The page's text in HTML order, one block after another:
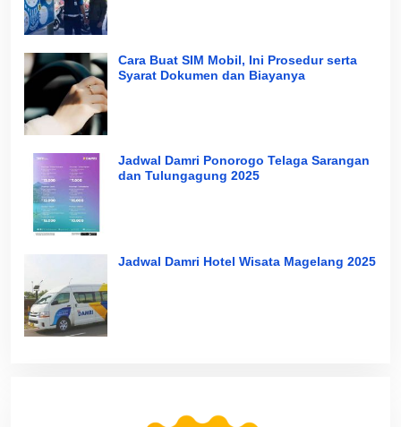
Cara Buat SIM Mobil, Ini Prosedur serta
Syarat Dokumen dan Biayanya
Jadwal Damri Ponorogo Telaga Sarangan
dan Tulungagung 2025
Jadwal Damri Hotel Wisata Magelang 2025